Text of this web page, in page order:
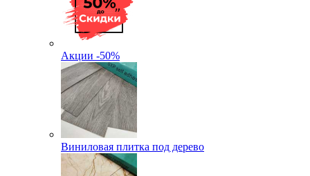
Акции -50%
Виниловая плитка под дерево